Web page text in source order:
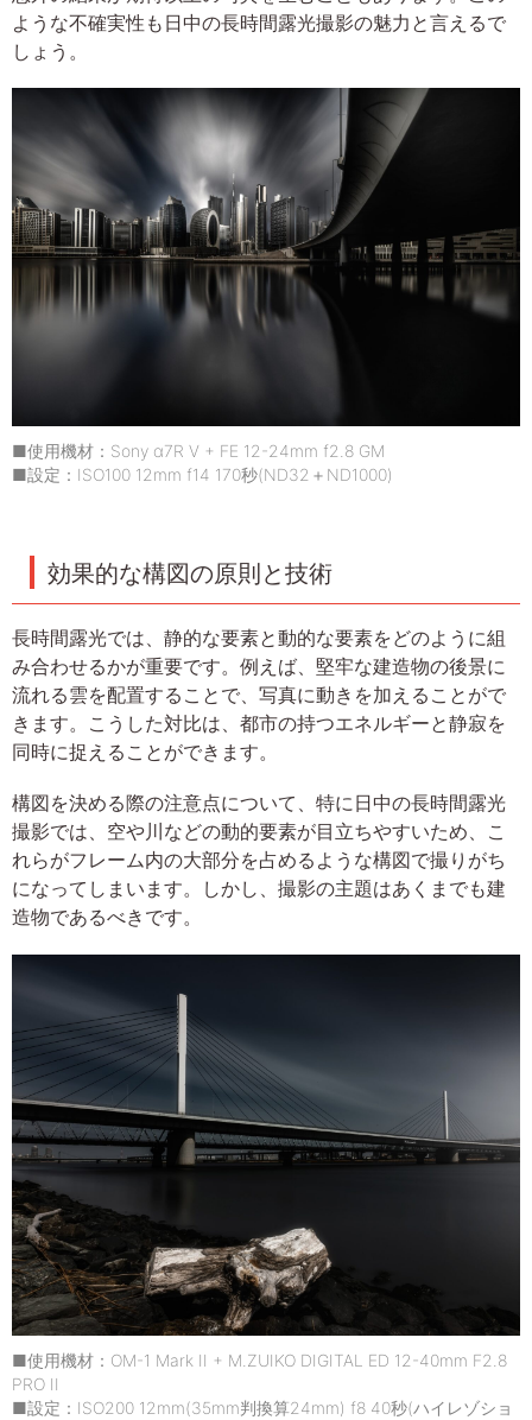
ような不確実性も日中の長時間露光撮影の魅力と言えるで
しょう。
■使用機材：Sony α7R V + FE 12-24mm f2.8 GM
■設定：ISO100 12mm f14 170秒(ND32＋ND1000)
効果的な構図の原則と技術
長時間露光では、静的な要素と動的な要素をどのように組
み合わせるかが重要です。例えば、堅牢な建造物の後景に
流れる雲を配置することで、写真に動きを加えることがで
きます。こうした対比は、都市の持つエネルギーと静寂を
同時に捉えることができます。
構図を決める際の注意点について、特に日中の長時間露光
撮影では、空や川などの動的要素が目立ちやすいため、こ
れらがフレーム内の大部分を占めるような構図で撮りがち
になってしまいます。しかし、撮影の主題はあくまでも建
造物であるべきです。
■使用機材：OM-1 Mark II + M.ZUIKO DIGITAL ED 12-40mm F2.8
PRO II
■設定：ISO200 12mm(35mm判換算24mm) f8 40秒(ハイレゾショ